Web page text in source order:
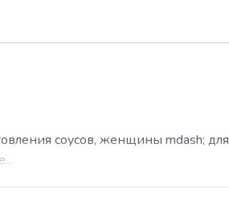
соусов, женщины mdash;